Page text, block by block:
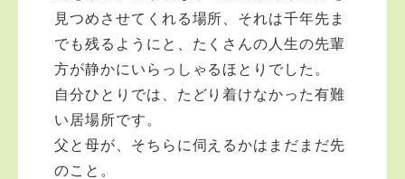
見つめさせてくれる場所、それは千年先ま
でも残るようにと、たくさんの人生の先輩
方が静かにいらっしゃるほとりでした。
自分ひとりでは、たどり着けなかった有難
い居場所です。
父と母が、そちらに伺えるかはまだまだ先
のこと。